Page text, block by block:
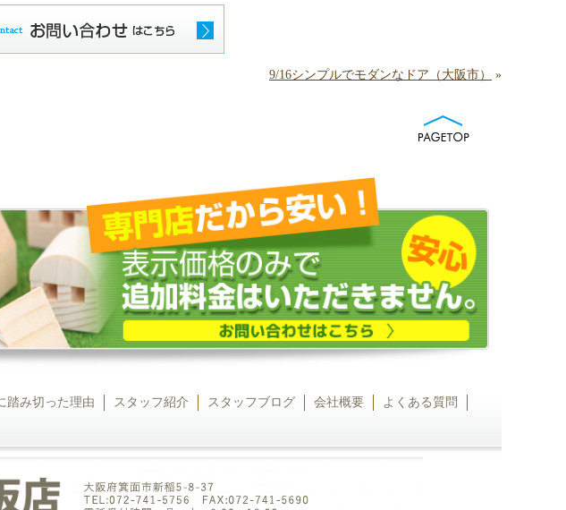
9/16シンプルでモダンなドア（大阪市） »
踏み切った理由 スタッフ紹介 スタッフブログ 会社概要
よくある質問